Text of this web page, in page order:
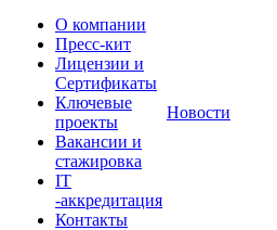
О компании
Пресс-кит
Лицензии и
Сертификаты
Ключевые
проекты
Вакансии и
стажировка
IT
-аккредитация
Контакты
Новости